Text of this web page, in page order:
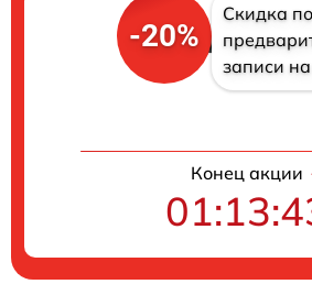
-20%
Скидка по
записи
Конец акции